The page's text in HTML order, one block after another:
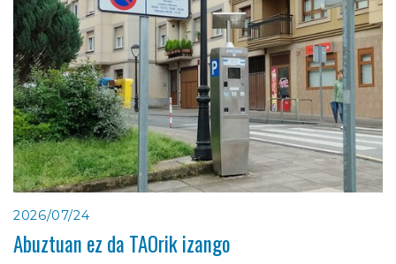
2026/07/24
Abuztuan ez da TAOrik izango